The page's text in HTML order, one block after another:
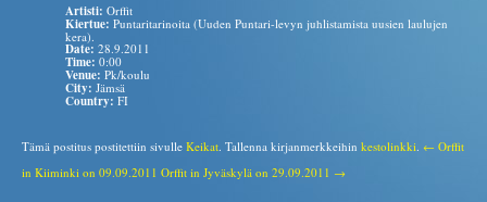
Artisti: Orffit
Kiertue: Puntaritarinoita (Uuden Puntari-levyn juhlistamista uusien laulujen
kera).
Date: 28.9.2011
Time: 0:00
Venue: Pk/koulu
City: Jämsä
Country: FI
Tämä postitus postitettiin sivulle Keikat . Tallenna kirjanmerkkeihin kestolinkki ← Orffit
in Kiiminki on 09.09.2011 Orffit in Jyväskylä on 29.09.2011 →